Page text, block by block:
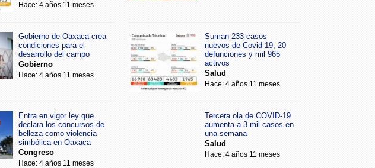
Hace: 4 años 11 meses
Gobierno de Oaxaca crea
condiciones para el
desarrollo del campo
Gobierno
Hace: 4 años 11 meses
Suman 233 casos
nuevos de Covid-19, 20
defunciones y mil 965
activos
Salud
Hace: 4 años 11 meses
Entra en vigor ley que
declara los concursos de
belleza como violencia
simbólica en Oaxaca
Congreso
Hace: 4 años 11 meses
Tercera ola de COVID-19
aumenta a 3 mil casos en
una semana
Salud
Hace: 4 años 11 meses